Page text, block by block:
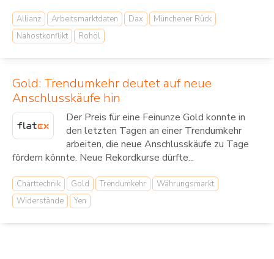
Allianz Arbeitsmarktdaten Dax
Münchener Rück
Nahostkonflikt
Rohöl
Gold: Trendumkehr deutet auf neue
Anschlusskäufe hin
Der Preis für eine Feinunze Gold konnte in
den letzten Tagen an einer Trendumkehr
arbeiten, die neue Anschlusskäufe zu Tage
fördern könnte. Neue Rekordkurse dürfte...
Charttechnik Gold Trendumkehr
Währungsmarkt
Widerstände
Yen